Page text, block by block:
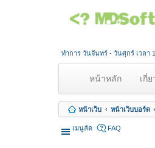
ทำการ วันจันทร์ - วันศุกร์ เวลา
หน้าหลัก(
u
r
เกี่
หน้าเว็บ หน้าเว็บบอร์ด
เมนูลัด FAQ